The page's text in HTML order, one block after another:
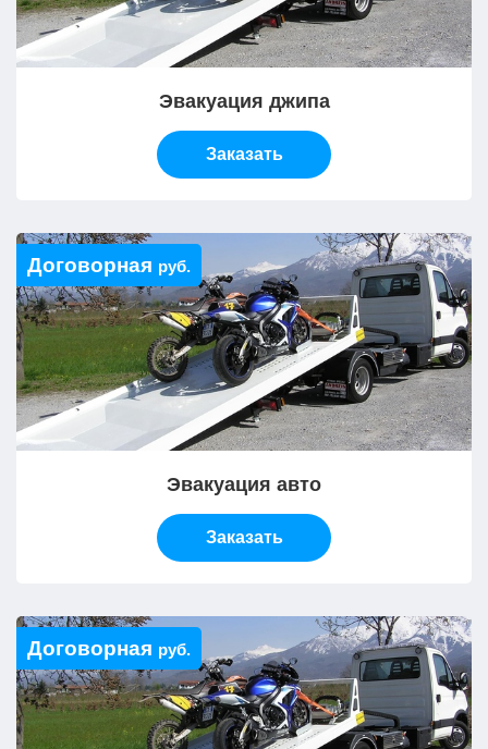
Эвакуация джипа
Заказать
Договорная руб.
Эвакуация авто
Заказать
Договорная руб.